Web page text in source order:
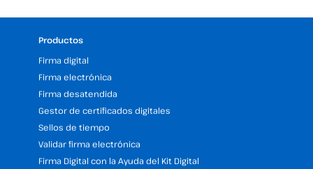
Productos
Firma digital
Firma electrónica
Firma desatendida
Gestor de certificados digitales
Sellos de tiempo
Validar firma electrónica
Firma Digital con la Ayuda del Kit Digital